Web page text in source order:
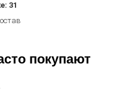
31
покупают